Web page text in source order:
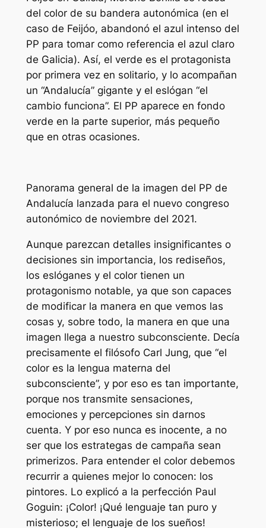
del color de su bandera autonómica (en el
caso de Feijóo, abandonó el azul intenso del
PP para tomar como referencia el azul claro
de Galicia). Así, el verde es el protagonista
por primera vez en solitario, y lo acompañan
un “Andalucía” gigante y el eslógan “el
cambio funciona”. El PP aparece en fondo
verde en la parte superior, más pequeño
que en otras ocasiones.
Panorama general de la imagen del PP de
Andalucía lanzada para el nuevo congreso
autonómico de noviembre del 2021.
Aunque parezcan detalles insignificantes o
decisiones sin importancia, los rediseños,
los eslóganes y el color tienen un
protagonismo notable, ya que son capaces
de modificar la manera en que vemos las
cosas y, sobre todo, la manera en que una
imagen llega a nuestro subconsciente. Decía
precisamente el filósofo Carl Jung, que “el
color es la lengua materna del
subconsciente”, y por eso es tan importante,
porque nos transmite sensaciones,
emociones y percepciones sin darnos
cuenta. Y por eso nunca es inocente, a no
ser que los estrategas de campaña sean
primerizos. Para entender el color debemos
recurrir a quienes mejor lo conocen: los
pintores. Lo explicó a la perfección Paul
Goguin: ¡Color! ¡Qué lenguaje tan puro y
misterioso; el lenguaje de los sueños!